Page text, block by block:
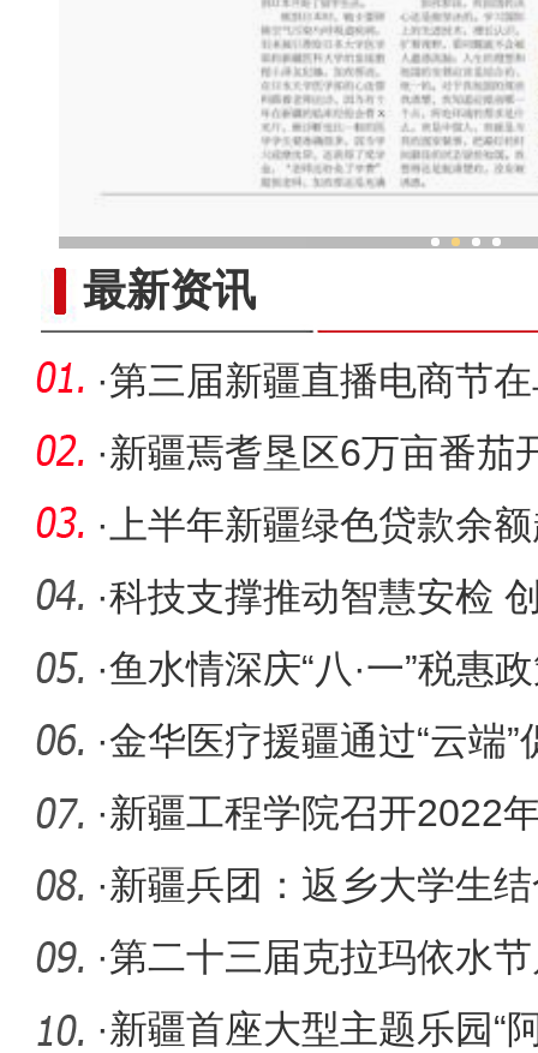
“海外学成后 我为什么回到新疆”（一
最新资讯
·第三届新疆直播电商节
（图）
·新疆焉耆垦区6万亩番茄
·上半年新疆绿色贷款余
长28.1%
·科技支撑推动智慧安检
团高质量
·鱼水情深庆“八·一”税惠
·金华医疗援疆通过“云端
·新疆工程学院召开2022
·新疆兵团：返乡大学生
能量
·第二十三届克拉玛依水
·新疆首座大型主题乐园“